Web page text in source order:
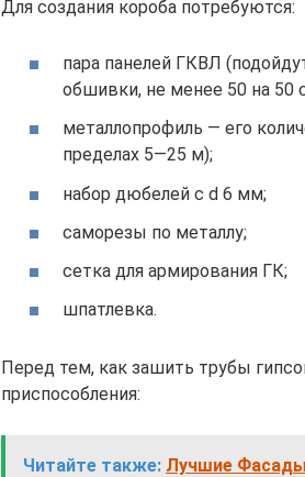
Для создания короба потребуются:
пара панелей ГКВЛ
обшивки, не менее 50 на 50
металлопрофиль — его
пределах 5—25 м);
набор дюбелей с d 6 мм;
саморезы по металлу;
сетка для армирования ГК;
шпатлевка.
Перед тем, как зашить трубы
приспособления:
Читайте также: Лучшие